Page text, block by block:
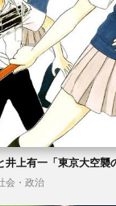
上有一「東京大空襲
会・政治